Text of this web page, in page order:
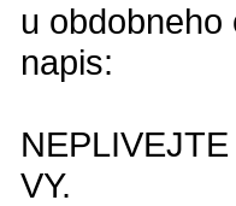
u
napis:
VY.